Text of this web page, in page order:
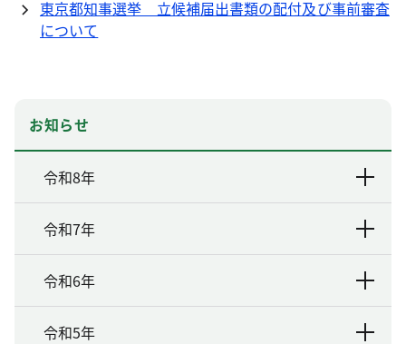
東京都知事選挙 立候補届出書類の配付及び事前審査
について
お知らせ
令和8年
令和7年
令和6年
令和5年